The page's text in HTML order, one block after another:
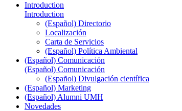
Introduction
Introduction
(Español) Directorio
Localización
Carta de Servicios
(Español) Política Ambiental
(Español) Comunicación
(Español) Comunicación
(Español) Divulgación científica
(Español) Marketing
(Español) Alumni UMH
Novedades